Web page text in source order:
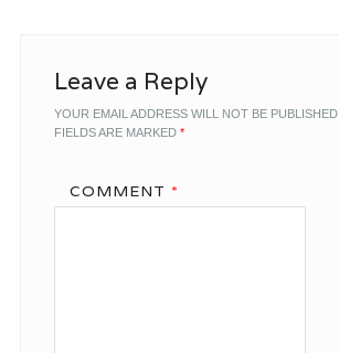
Leave a Reply
YOUR EMAIL ADDRESS WILL NOT BE PUBLISHED.
FIELDS ARE MARKED *
COMMENT *